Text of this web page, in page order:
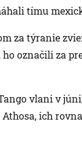
tímu
za týranie
označili za
vlani v
ich